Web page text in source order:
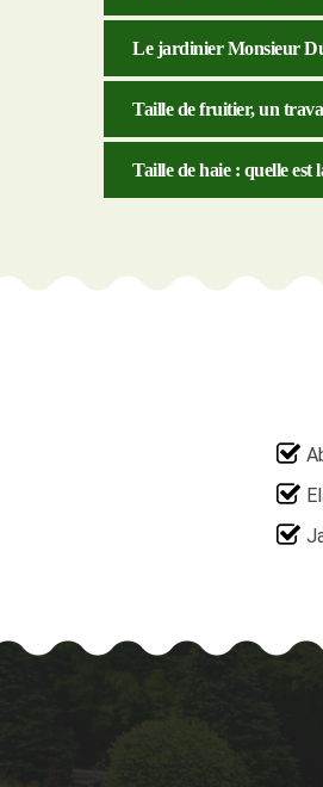
Le jardinier Monsieur
Taille de fruitier, un
Taille de haie : quelle est